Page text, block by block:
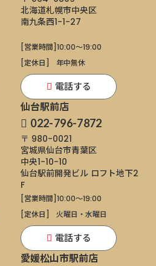
北海道札幌市中央区
南九条西1-1-27
[営業時間]10:00～19:00
[定休日]
年中無休
電話する
仙台駅前店
022-796-7872
〒 980-0021
宮城県仙台市青葉区
中央1-10-10
仙台駅前開発ビル ロフト地下2
F
[営業時間]10:00～19:00
[定休日]
火曜日・水曜日
電話する
愛媛松山市駅前店